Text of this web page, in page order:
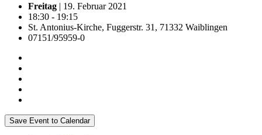
Freitag | 19. Februar 2021
18:30 - 19:15
St. Antonius-Kirche, Fuggerstr. 31, 71332 Waiblingen
07151/95959-0
Save Event to Calendar